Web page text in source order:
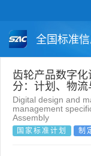
全国标准
国家标准
团体标准
国外标准
齿轮产品数字
分：计划、物流
Digital design and
management
Assembly
国家标准计划 制